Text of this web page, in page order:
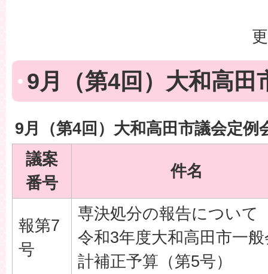
9月（第4回）大和高田
9月（第4回）大和高田市議会定例
議案
番号
件名
報第7
号
専決処分の報告について
令和3年度大和高田市一般
計補正予算（第5号）